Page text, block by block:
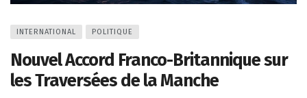
INTERNATIONAL POLITIQUE
Nouvel Accord Franco-Britannique sur
les Traversées de la Manche